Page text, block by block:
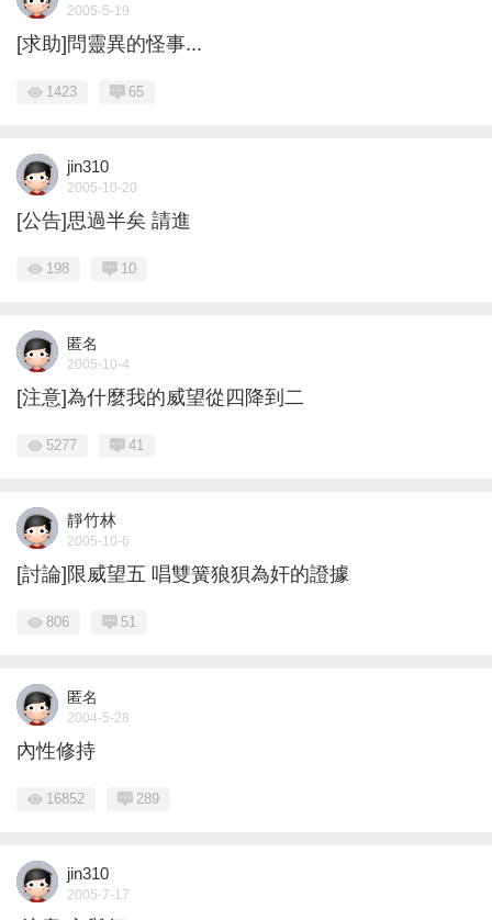
2005-5-19
[求助]問靈異的怪事...
1423 65
jin310
2005-10-20
[公告]思過半矣 請進
198 10
匿名
2005-10-4
[注意]為什麼我的威望從四降到二
5277 41
靜竹林
2005-10-6
[討論]限威望五 唱雙簧狼狽為奸的證據
806 51
匿名
2004-5-28
內性修持
16852 289
jin310
2005-7-17